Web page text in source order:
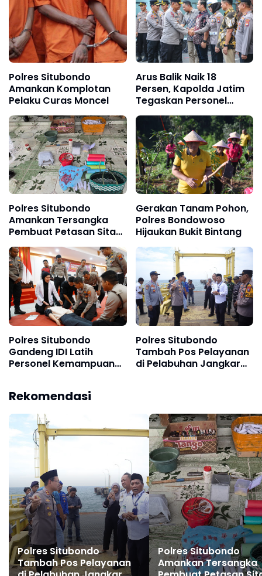
Polres Situbondo
Amankan Komplotan
Pelaku Curas Moncel
Arus Balik Naik 18
Persen, Kapolda Jatim
Tegaskan Personel
Tetap Siaga
Polres Situbondo
Amankan Tersangka
Pembuat Petasan Sita
5,1 Kg Bubuk Mercon
Gerakan Tanam Pohon,
Polres Bondowoso
Hijaukan Bukit Bintang
Polres Situbondo
Gandeng IDI Latih
Personel Kemampuan
Polres Situbondo
Tambah Pos Pelayanan
di Pelabuhan Jangkar
Rekomendasi
Polres Situbondo
Tambah Pos Pelayanan
Polres Situbondo
Amankan Tersangka